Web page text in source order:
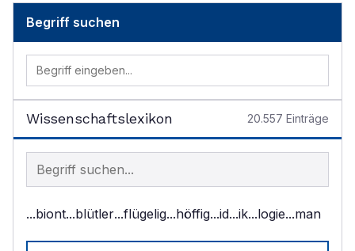
Begriff suchen
Wissenschaftslexikon 20.557 Einträge
Begriff im Lexikon suchen
...biont...blütler...flügelig...höffig...id...ik...logie...man